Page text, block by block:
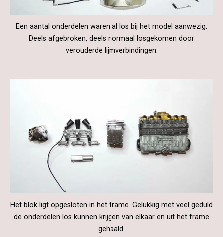
Een aantal onderdelen waren al los bij het model aanwezig.
Deels afgebroken, deels normaal losgekomen door
verouderde lijmverbindingen.
Het blok ligt opgesloten in het frame. Gelukkig met veel geduld
de onderdelen los kunnen krijgen van elkaar en uit het frame
gehaald.